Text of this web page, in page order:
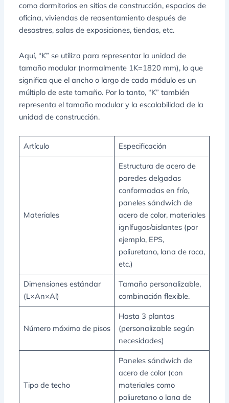
como dormitorios en sitios de construcción, espacios de
oficina, viviendas de reasentamiento después de
desastres, salas de exposiciones, tiendas, etc.
Aquí, “K” se utiliza para representar la unidad de
tamaño modular (normalmente 1K=1820 mm), lo que
significa que el ancho o largo de cada módulo es un
múltiplo de este tamaño. Por lo tanto, “K” también
representa el tamaño modular y la escalabilidad de la
unidad de construcción.
Artículo Especificación
Materiales
Estructura de acero de
paredes delgadas
conformadas en frío,
paneles sándwich de
acero de color, materiales
ignífugos/aislantes (por
ejemplo, EPS,
poliuretano, lana de roca,
etc.)
Dimensiones estándar
(L×An×Al)
Tamaño personalizable,
combinación flexible.
Número máximo de pisos
Hasta 3 plantas
(personalizable según
necesidades)
Tipo de techo
Paneles sándwich de
acero de color (con
materiales como
poliuretano o lana de